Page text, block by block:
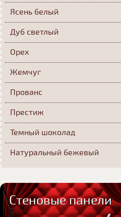
Ясень белый
Дуб светлый
Орех
Жемчуг
Прованс
Престиж
Темный шоколад
Натуральный бежевый
Стеновые панели